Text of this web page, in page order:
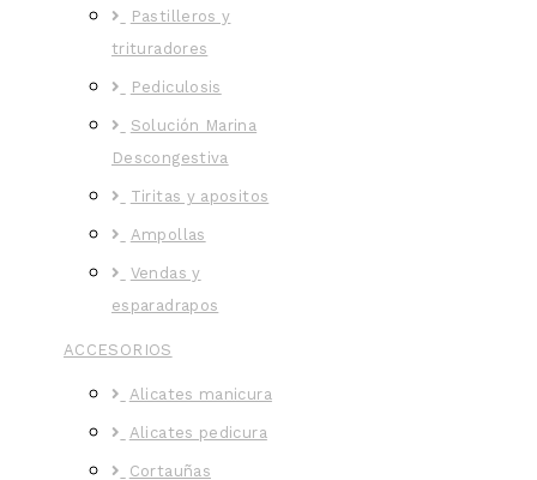
Pastilleros y
trituradores
Pediculosis
Solución Marina
Descongestiva
Tiritas y apositos
Ampollas
Vendas y
esparadrapos
ACCESORIOS
Alicates manicura
Alicates pedicura
Cortauñas